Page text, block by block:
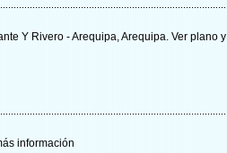
Y Rivero - Arequipa, Arequipa. Ver plano y
información